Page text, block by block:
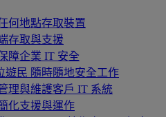
何地點存取裝置
存取與支援
障企業 IT 安全
遊民 隨時隨地安全工作
理與維護客戶 IT 系統
化支援與運作